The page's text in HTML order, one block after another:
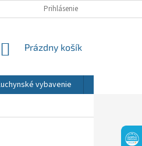
ÚDAJOV REKLAMÁCIE
Prihlásenie
NÁKUPNÝ
Prázdny košík
vybavenie